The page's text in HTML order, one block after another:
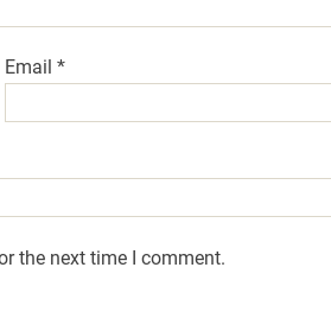
Email*
the next time I comment.